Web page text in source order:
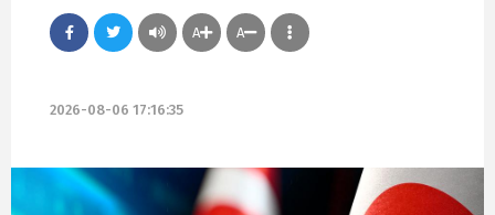
A A
2026-08-06 17:16:35